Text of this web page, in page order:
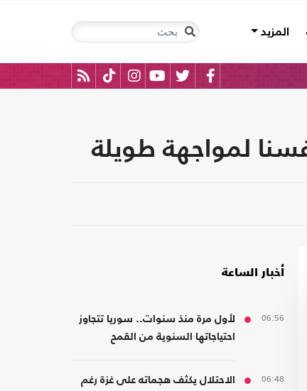
المزيد
لمواجهة طويلة
أخبار الساعة
06:56
لأول مرة منذ سنوات.. سوريا تتجاوز
احتياجاتها السنوية من القمح
06:48
الاحتلال يكثف هجماته على غزة رغم